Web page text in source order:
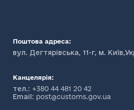
Поштова адреса:
вул. Дегтярівська, 11-г, м.
Канцелярія:
тел.: +380 44 481 20 42
Email: post@customs.gov.ua